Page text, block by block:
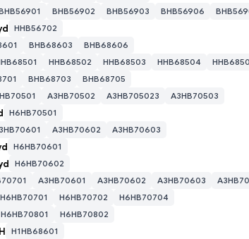
BHB56902 BHB56903 BHB56906
HHB56702
BHB68603 BHB68606
HHB68502 HHB68503 HHB68504
BHB68703 BHB68705
A3HB70502 A3HB705023 A3HB70503
H6HB70501
A3HB70602 A3HB70603
H6HB70601
H6HB70602
A3HB70601 A3HB70602 A3HB70603
H6HB70701 H6HB70702 H6HB70704
H6HB70801 H6HB70802
H1HB68601